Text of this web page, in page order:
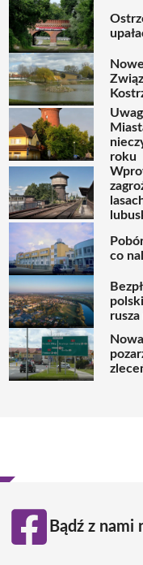
roku
co
Bądź z nami